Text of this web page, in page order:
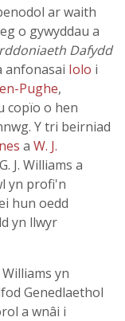
ar waith
o gywyddau a
Dafydd
anfonasai Iolo i
Pughe,
copïo o hen
Y tri beirniad
a W. J.
J. Williams a
yn profi'n
hun oedd
yn llwyr
yn
Genedlaethol
a wnâi i